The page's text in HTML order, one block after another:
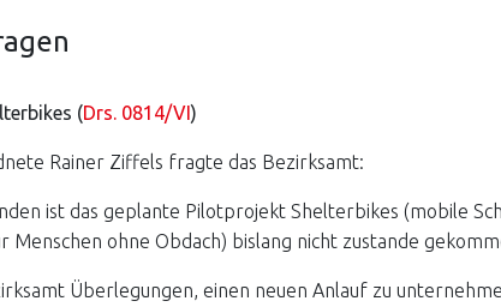
(Drs. 0814/VI)
Rainer Ziffels fragte das Bezirksamt:
ist das geplante Pilotprojekt Shelterbikes (mobile
ohne Obdach) bislang nicht zustande
Überlegungen, einen neuen Anlauf zu